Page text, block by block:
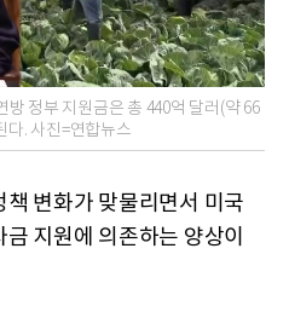
정부 지원금은 총 440억 달러(약 66
다. 사진=연합뉴스
변화가 맞물리면서 미국
지원에 의존하는 양상이